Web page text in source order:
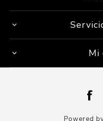
Mi
Powered